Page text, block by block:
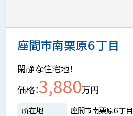
座間市南栗原６丁目
閑静な住宅地！
価格 3,880万円
所在地
座間市南栗原６丁目